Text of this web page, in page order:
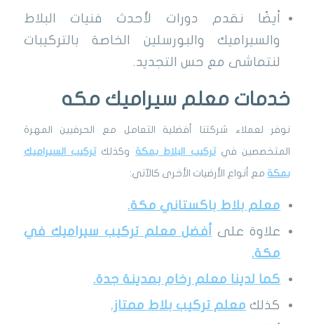
أيضًا نقدم دورات لأحدث فنيات البلاط
والسيراميك والبورسلين الخاصة بالتركيبات
لنتماشى مع حس التجديد.
خدمات معلم سيراميك مكه
نوفر لعملاء شركتنا أفضلية التعامل مع الحرفيين المهرة
المتخصصين فيتركيب البلاط بمكة وكذلكتركيب السيراميك
بمكة مع أنواع الأرضيات الأخرى كالآتي:
معلم بلاط باكستاني مكة.
علاوة على
أفضل معلم تركيب سيراميك في
مكة.
كما لدينا معلم رخام بمدينة جدة.
كذلك معلم تركيب بلاط ممتاز.